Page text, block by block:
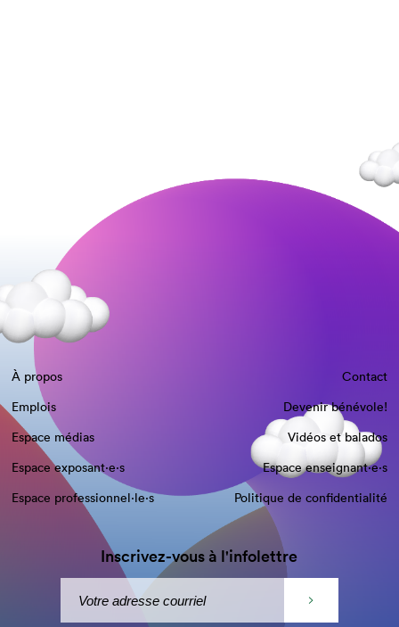
À propos
Contact
Emplois
Devenir bénévole!
Espace médias
Vidéos et balados
Espace exposant·e⋅s
Espace enseignant·e⋅s
Espace professionnel·le⋅s
Politique de confidentialité
Inscrivez-vous à l'infolettre